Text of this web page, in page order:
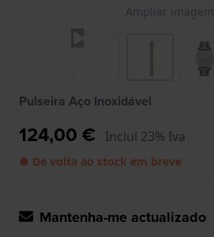
Ampliar imagem
Pulseira Aço Inoxidável
124,00 € Inclui 23% Iva
● De volta ao stock em breve
Mantenha-me actualizado